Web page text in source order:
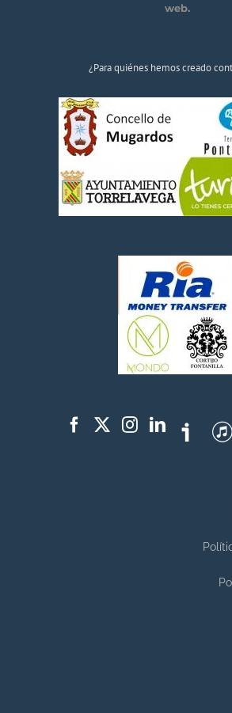
web.
¿Para quiénes hemos creado